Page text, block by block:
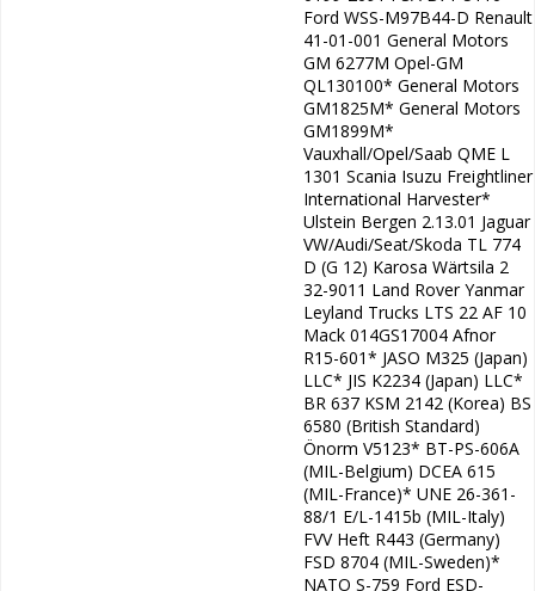
Для гарантированной антикоррозионной защиты HAVOLINE XLC
должен использоваться не менее чем в 33%-ной концентрации;
такая смесь обеспечивает незамерзающие свойства до - 20°С.
Рекомендуемая смесь для Северной Европы 50/50,
позволяющая использовать ее до -38°С. Для более низких
температур содержание концентрата HAVOLINE XLC в воде
может быть увеличено до 70%, что позволяет использовать
Смеси с содержанием более чем 70% HAVOLINE XLC не
HAVOLINE XLC может с уверенностью использоваться в
двигателях, сделанных из железа (чугуна), алюминия или их
сплавов, а также в охлаждающих системах из алюминиевых и
медных сплавов. Особенно рекомендуется для современных
двигателей, где требуется защита алюминия от
высокотемпературной коррозии. Для гоночных машин мы
рекомендуем Havoline Extended Life Corrosion Inhibitor - водный
раствор аналогичного карбоксилатного ингибитора.
HAVOLINE XLC может смешиваться с большинством других
охлаждающих жидкостей на этиленгликолевой основе. Однако
такое смешивание не рекомендуется для гарантированной
защиты от коррозии и образования отложений. Кроме того, для
разбавления предпочтительнее мягкая вода.
Ford WSS-M97B44-D Renault
41-01-001 General Motors
GM 6277M Opel-GM
QL130100* General Motors
GM1825M* General Motors
GM1899M*
Vauxhall/Opel/Saab QME L
1301 Scania Isuzu Freightliner
International Harvester*
Ulstein Bergen 2.13.01 Jaguar
VW/Audi/Seat/Skoda TL 774
D (G 12) Karosa Wärtsila 2
32-9011 Land Rover Yanmar
Leyland Trucks LTS 22 AF 10
Mack 014GS17004 Afnor
R15-601* JASO M325 (Japan)
LLC* JIS K2234 (Japan) LLC*
BR 637 KSM 2142 (Korea) BS
6580 (British Standard)
Önorm V5123* BT-PS-606A
(MIL-Belgium) DCEA 615
(MIL-France)* UNE 26-361-
88/1 E/L-1415b (MIL-Italy)
FVV Heft R443 (Germany)
FSD 8704 (MIL-Sweden)*
NATO S-759 Ford ESD-